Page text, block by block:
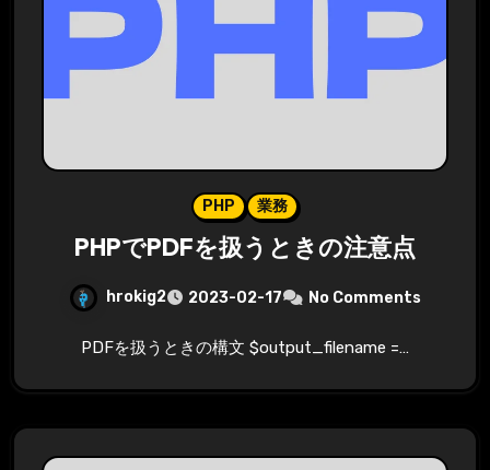
PHP 業務
PHPでPDFを扱うときの注意点
hrokig2 2023-02-17 No Comments
PDFを扱うときの構文 $output_filename =…